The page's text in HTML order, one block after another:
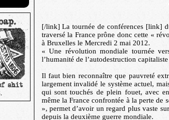
[/link] La tournée de conférences [link]
traversé la France prône donc cette «
à Bruxelles le Mercredi 2 mai 2012.
« Une révolution mondiale tournée
l’humanité de l’autodestruction capitaliste
Il faut bien reconnaître que pauvreté
largement invalidé le système actuel,
qui sont touchés de plein fouet, avec
même la France confrontée à la perte
», permet d’avoir un regard plus vaste
depuis la deuxième guerre mondiale.